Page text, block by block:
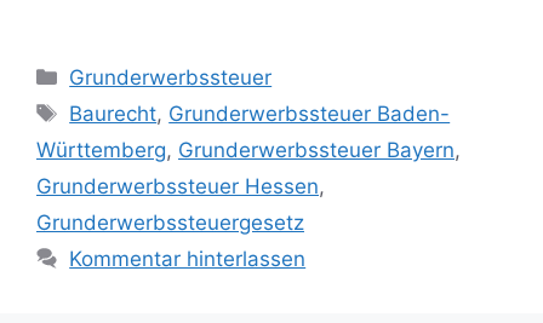
Kategorien
Grunderwerbssteuer
Schlagwörter
Baurecht, Grunderwerbssteuer Baden-
Württemberg, Grunderwerbssteuer Bayern,
Grunderwerbssteuer Hessen,
Grunderwerbssteuergesetz
Kommentar hinterlassen